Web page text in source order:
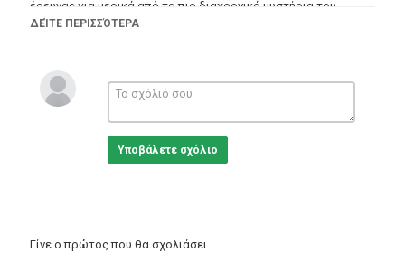
έρευνας για μερικά από τα πιο διαχρονικά μυστήρια του
αρχαίου κόσμου και φέρνει τους θεατές αντιμέτωπους με τους
Η Μπέτανι αποκαλύπτει ανησυχητικά στοιχεία για τη
δολοφονία της μητέρας του Τουταγχαμών. Αποκαλύπτει νέα
στοιχεία για την ελονοσία από την οποία υπέφερε και την
άρρωστη κατάσταση των ποδιών του. Η ανάλυση των οστών
του προσώπου του παρέχει μια συναρπαστική εικόνα για τη
ΔΕΊΤΕ ΠΕΡΙΣΣΌΤΕΡΑ
Υποβάλετε σχόλιο
Γίνε ο πρώτος που θα σχολιάσει